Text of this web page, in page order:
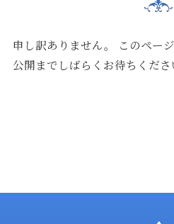
申し訳ありません。 このページ
公開までしばらくお待ちくださ